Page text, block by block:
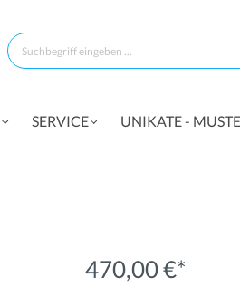
SERVICE UNIKATE -
470,00 €*